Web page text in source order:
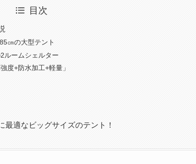
目次
㎝の大型テント
ルームシェルター
度+防水加工+軽量」
最適なビッグサイズのテント！